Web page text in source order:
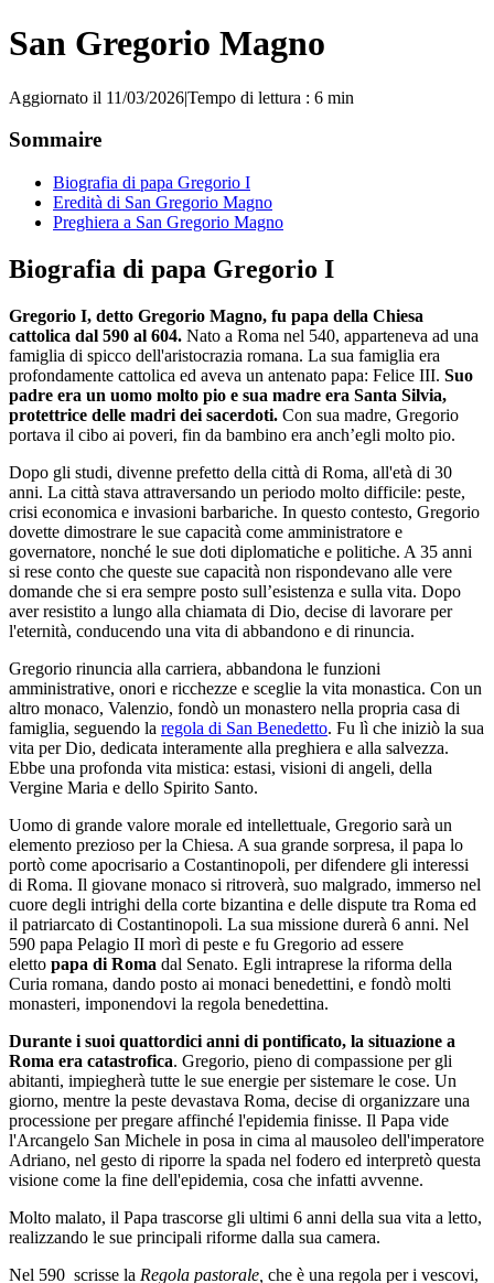
San Gregorio Magno
Aggiornato il 11/03/2026|Tempo di lettura : 6 min
Sommaire
Biografia di papa Gregorio I
Eredità di San Gregorio Magno
Preghiera a San Gregorio Magno
Biografia di papa Gregorio I
Gregorio I, detto Gregorio Magno, fu papa della Chiesa
cattolica dal 590 al 604. Nato a Roma nel 540, apparteneva ad una
famiglia di spicco dell'aristocrazia romana. La sua famiglia era
profondamente cattolica ed aveva un antenato papa: Felice III. Suo
padre era un uomo molto pio e sua madre era Santa Silvia,
protettrice delle madri dei sacerdoti. Con sua madre, Gregorio
portava il cibo ai poveri, fin da bambino era anch’egli molto pio.
Dopo gli studi, divenne prefetto della città di Roma, all'età di 30
anni. La città stava attraversando un periodo molto difficile: peste,
crisi economica e invasioni barbariche. In questo contesto, Gregorio
dovette dimostrare le sue capacità come amministratore e
governatore, nonché le sue doti diplomatiche e politiche. A 35 anni
si rese conto che queste sue capacità non rispondevano alle vere
domande che si era sempre posto sull’esistenza e sulla vita. Dopo
aver resistito a lungo alla chiamata di Dio, decise di lavorare per
l'eternità, conducendo una vita di abbandono e di rinuncia.
Gregorio rinuncia alla carriera, abbandona le funzioni
amministrative, onori e ricchezze e sceglie la vita monastica. Con un
altro monaco, Valenzio, fondò un monastero nella propria casa di
famiglia, seguendo la regola di San Benedetto. Fu lì che iniziò la sua
vita per Dio, dedicata interamente alla preghiera e alla salvezza.
Ebbe una profonda vita mistica: estasi, visioni di angeli, della
Vergine Maria e dello Spirito Santo.
Uomo di grande valore morale ed intellettuale, Gregorio sarà un
elemento prezioso per la Chiesa. A sua grande sorpresa, il papa lo
portò come apocrisario a Costantinopoli, per difendere gli interessi
di Roma. Il giovane monaco si ritroverà, suo malgrado, immerso nel
cuore degli intrighi della corte bizantina e delle dispute tra Roma ed
il patriarcato di Costantinopoli. La sua missione durerà 6 anni. Nel
590 papa Pelagio II morì di peste e fu Gregorio ad essere
eletto papa di Roma dal Senato. Egli intraprese la riforma della
Curia romana, dando posto ai monaci benedettini, e fondò molti
monasteri, imponendovi la regola benedettina.
Durante i suoi quattordici anni di pontificato, la situazione a
Roma era catastrofica. Gregorio, pieno di compassione per gli
abitanti, impiegherà tutte le sue energie per sistemare le cose. Un
giorno, mentre la peste devastava Roma, decise di organizzare una
processione per pregare affinché l'epidemia finisse. Il Papa vide
l'Arcangelo San Michele in posa in cima al mausoleo dell'imperatore
Adriano, nel gesto di riporre la spada nel fodero ed interpretò questa
visione come la fine dell'epidemia, cosa che infatti avvenne.
Molto malato, il Papa trascorse gli ultimi 6 anni della sua vita a letto,
realizzando le sue principali riforme dalla sua camera.
Nel 590 scrisse la Regola pastorale, che è una regola per i vescovi,